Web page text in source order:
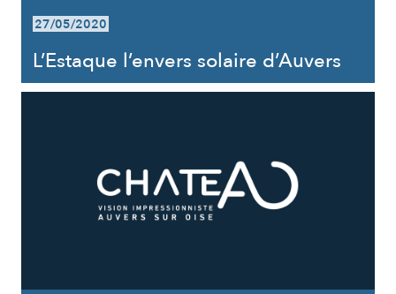
27/05/2020
L’Estaque l’envers solaire d’Auvers